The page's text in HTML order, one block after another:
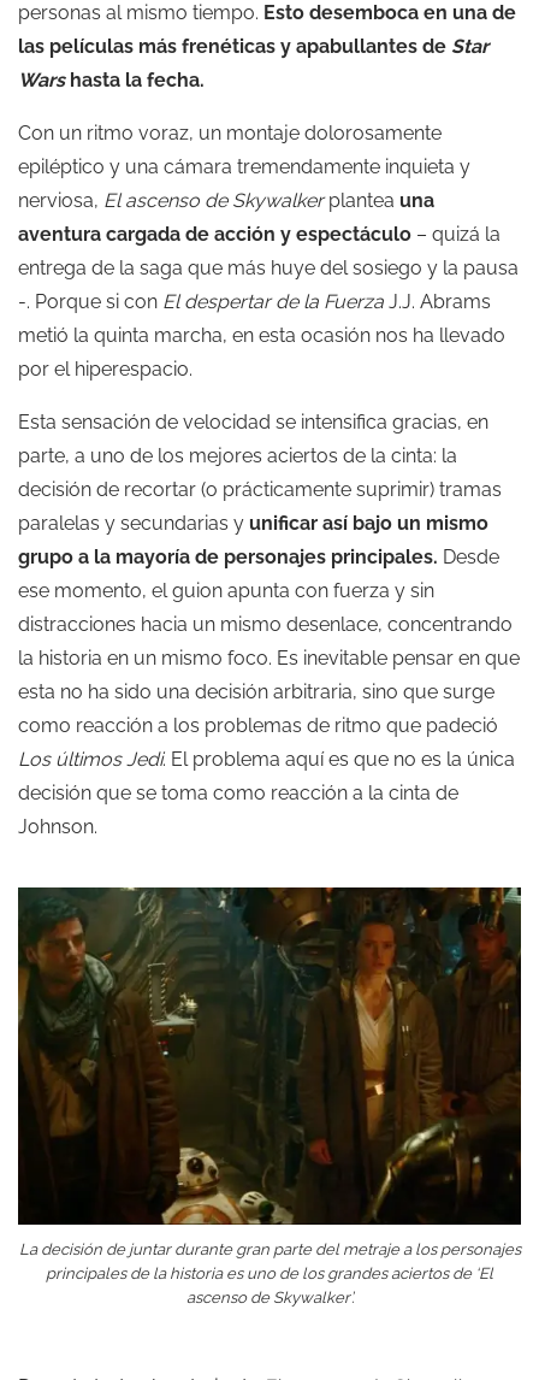
personas al mismo tiempo. Esto desemboca en una de
las películas más frenéticas y apabullantes de Star
Wars hasta la fecha.
Con un ritmo voraz, un montaje dolorosamente
epiléptico y una cámara tremendamente inquieta y
nerviosa, El ascenso de Skywalkerplantea una
aventura cargada de acción y espectáculo – quizá la
entrega de la saga que más huye del sosiego y la pausa
-. Porque si con El despertar de la Fuerza J.J. Abrams
metió la quinta marcha, en esta ocasión nos ha llevado
por el hiperespacio.
Esta sensación de velocidad se intensifica gracias, en
parte, a uno de los mejores aciertos de la cinta: la
decisión de recortar (o prácticamente suprimir) tramas
paralelas y secundarias y unificar así bajo un mismo
grupo a la mayoría de personajes principales. Desde
ese momento, el guion apunta con fuerza y sin
distracciones hacia un mismo desenlace, concentrando
la historia en un mismo foco. Es inevitable pensar en que
esta no ha sido una decisión arbitraria, sino que surge
como reacción a los problemas de ritmo que padeció
Los últimos Jedi. El problema aquí es que no es la única
decisión que se toma como reacción a la cinta de
Johnson.
La decisión de juntar durante gran parte del metraje a los personajes
principales de la historia es uno de los grandes aciertos de ‘El
ascenso de Skywalker’.